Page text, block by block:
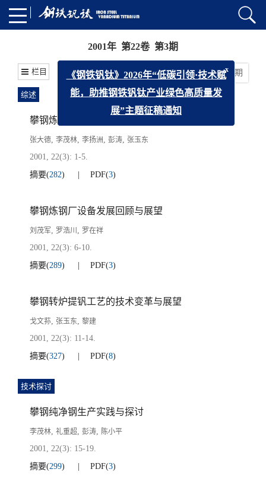
2001年 第22卷 第3期
栏目 上一期|下一期
综述
攀钢炼钢技术的发展方向及对策
张大德, 李茂林, 李扬洲 , 彭涛, 张玉东
2001, 22(3): 1-5.
摘要(282) PDF(3)
攀钢炼钢厂设备发展回顾与展望
刘茂军, 罗浩川 , 罗在祥
2001, 22(3): 6-10.
摘要(289) PDF(3)
攀钢转炉提钒工艺的技术变革与展望
戈文荪, 张玉东, 黎建
2001, 22(3): 11-14.
摘要(327) PDF(8)
技术探讨
攀钢纯净钢生产实践与探讨
李茂林, 礼重超, 彭涛, 陈小平
2001, 22(3): 15-19.
摘要(299) PDF(3)
x
能，助推钢铁钒钛产业绿色高质量发